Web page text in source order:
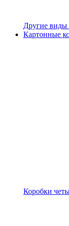
Другие виды
Картонные
Коробки